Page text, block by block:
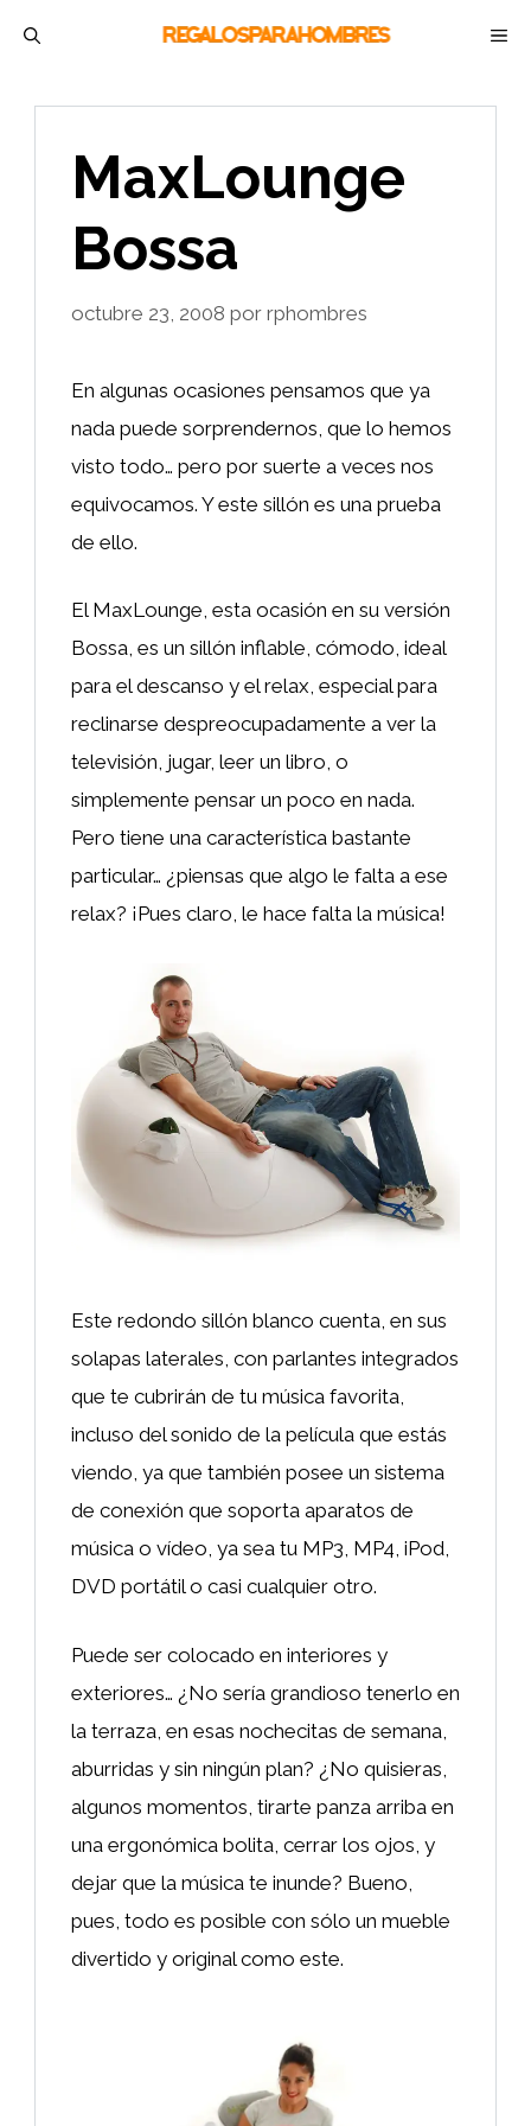
MaxLounge
Bossa
octubre 23, 2008 por rphombres
En algunas ocasiones pensamos que ya
nada puede sorprendernos, que lo hemos
visto todo… pero por suerte a veces nos
equivocamos. Y este sillón es una prueba
de ello.
El MaxLounge, esta ocasión en su versión
Bossa, es un sillón inflable, cómodo, ideal
para el descanso y el relax, especial para
reclinarse despreocupadamente a ver la
televisión, jugar, leer un libro, o
simplemente pensar un poco en nada.
Pero tiene una característica bastante
particular… ¿piensas que algo le falta a ese
relax? ¡Pues claro, le hace falta la música!
Este redondo sillón blanco cuenta, en sus
solapas laterales, con parlantes integrados
que te cubrirán de tu música favorita,
incluso del sonido de la película que estás
viendo, ya que también posee un sistema
de conexión que soporta aparatos de
música o vídeo, ya sea tu MP3, MP4, iPod,
DVD portátil o casi cualquier otro.
Puede ser colocado en interiores y
exteriores… ¿No sería grandioso tenerlo en
la terraza, en esas nochecitas de semana,
aburridas y sin ningún plan? ¿No quisieras,
algunos momentos, tirarte panza arriba en
una ergonómica bolita, cerrar los ojos, y
dejar que la música te inunde? Bueno,
pues, todo es posible con sólo un mueble
divertido y original como este.